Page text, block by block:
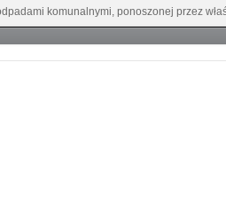
komunalnymi, ponoszonej przez